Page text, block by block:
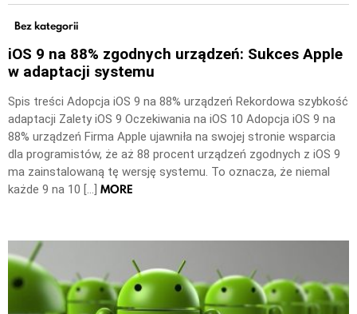
Bez kategorii
iOS 9 na 88% zgodnych urządzeń: Sukces Apple
w adaptacji systemu
Spis treści Adopcja iOS 9 na 88% urządzeń Rekordowa szybkość
adaptacji Zalety iOS 9 Oczekiwania na iOS 10 Adopcja iOS 9 na
88% urządzeń Firma Apple ujawniła na swojej stronie wsparcia
dla programistów, że aż 88 procent urządzeń zgodnych z iOS 9
ma zainstalowaną tę wersję systemu. To oznacza, że niemal
każde 9 na 10 […] MORE